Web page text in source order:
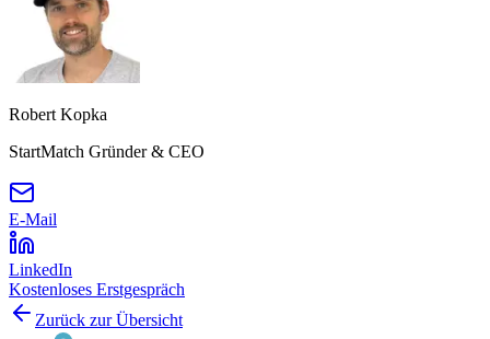
Robert Kopka
StartMatch Gründer & CEO
E-Mail
LinkedIn
Kostenloses Erstgespräch
Zurück zur Übersicht